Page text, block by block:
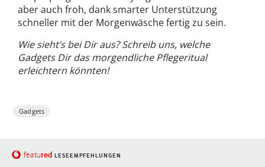
aber auch froh, dank smarter Unterstützung
schneller mit der Morgenwäsche fertig zu sein.
Wie sieht’s bei Dir aus? Schreib uns, welche
Gadgets Dir das morgendliche Pflegeritual
erleichtern könnten!
Gadgets
featured LESEEMPFEHLUNGEN